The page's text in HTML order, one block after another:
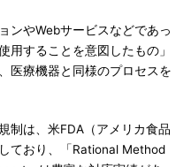
ンやWebサービスなどであっ
用することを意図したもの」
医療機器と同様のプロセスを
制は、米FDA（アメリカ食品
ており、「Rational Method